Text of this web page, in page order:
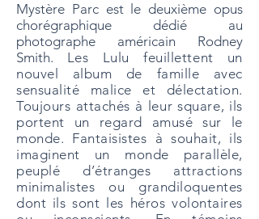
Mystère Parc est le deuxième opus
chorégraphique dédié au
photographe américain Rodney
Smith. Les Lulu feuillettent un
nouvel album de famille avec
sensualité malice et délectation.
Toujours attachés à leur square, ils
portent un regard amusé sur le
monde. Fantaisistes à souhait, ils
imaginent un monde parallèle,
peuplé d’étranges attractions
minimalistes ou grandiloquentes
dont ils sont les héros volontaires